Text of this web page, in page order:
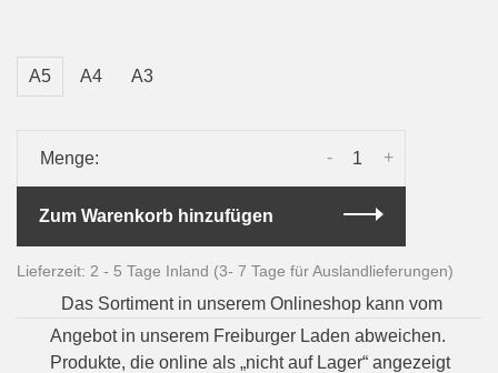
A5 A4 A3
Menge: +
-
Zum Warenkorb hinzufügen
Lieferzeit: 2 - 5 Tage Inland (3- 7 Tage für Auslandlieferungen)
Das Sortiment in unserem Onlineshop kann vom
Angebot in unserem Freiburger Laden abweichen.
Produkte, die online als „nicht auf Lager“ angezeigt